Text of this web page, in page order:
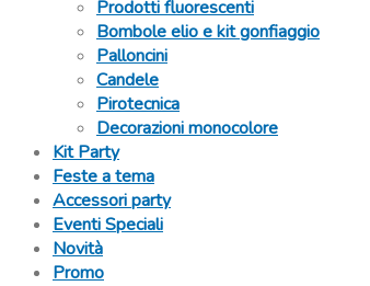
Prodotti fluorescenti
Bombole elio e kit gonfiaggio
Palloncini
Candele
Pirotecnica
Decorazioni monocolore
Kit Party
Feste a tema
Accessori party
Eventi Speciali
Novità
Promo